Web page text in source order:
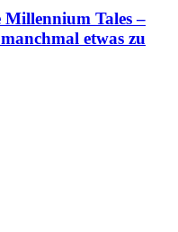
Tales –
etwas zu